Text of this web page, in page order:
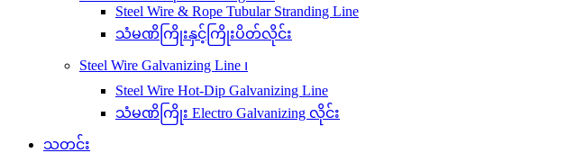
Steel Wire & Rope Tubular Stranding Line
သံမဏိကြိုးနှင့်ကြိုးပိတ်လိုင်း
Steel Wire Galvanizing Line ၊
Steel Wire Hot-Dip Galvanizing Line
သံမဏိကြိုး Electro Galvanizing လိုင်း
သတင်း